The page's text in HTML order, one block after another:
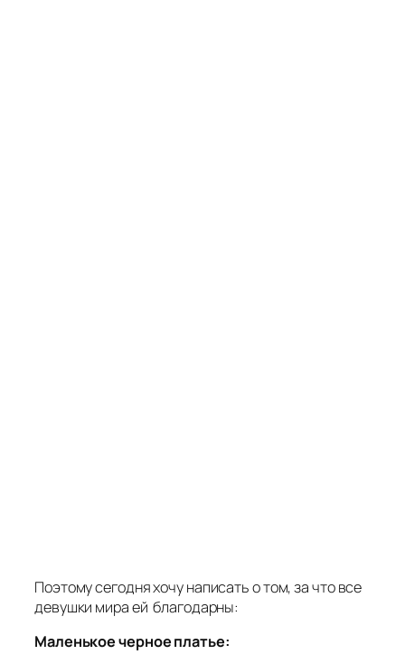
Поэтому сегодня хочу написать о том, за что все
девушки мира ей благодарны:
Маленькое черное платье: